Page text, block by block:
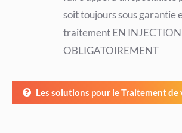
soit toujours sous garantie
traitement EN INJECTION
OBLIGATOIREMENT
Les solutions pour le Traitement